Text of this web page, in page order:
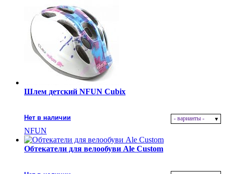
Шлем детский NFUN Cubix
Нет в наличии - варианты -
NFUN
Обтекатели для велообуви Ale Custom